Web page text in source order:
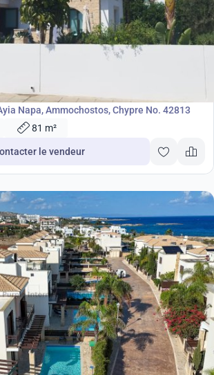
Napa, Ammochostos, Chypre No. 42813
81 m²
le vendeur